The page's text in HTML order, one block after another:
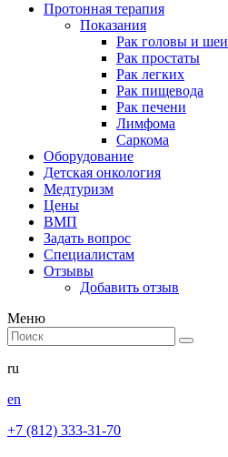
Протонная терапия
Показания
Рак головы и шеи
Рак простаты
Рак легких
Рак пищевода
Рак печени
Лимфома
Саркома
Оборудование
Детская онкология
Медтуризм
Цены
ВМП
Задать вопрос
Специалистам
Отзывы
Добавить отзыв
Меню
ru
en
+7 (812) 333-31-70